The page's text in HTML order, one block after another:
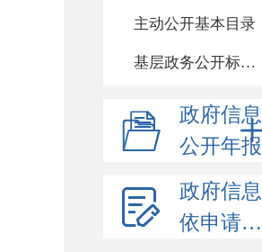
主动公开基本目录
基层政务公开标准化目录
政府信息
公开年报
政府信息
依申请公开